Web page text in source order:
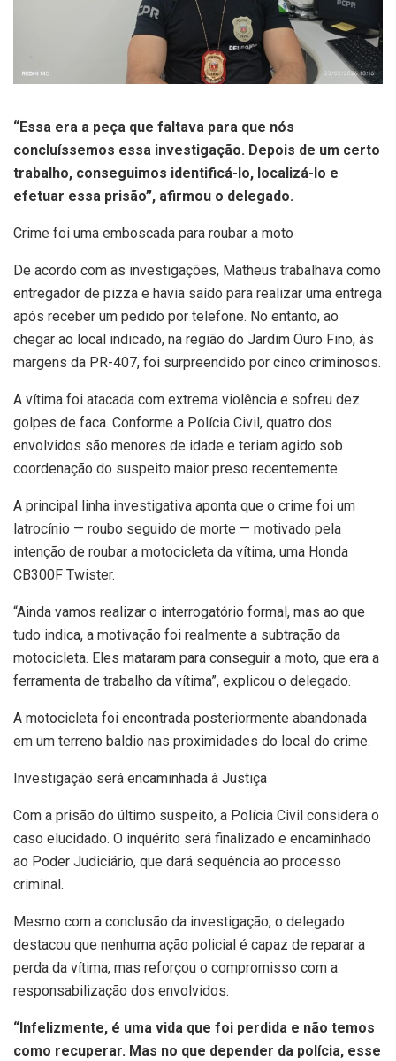
“Essa era a peça que faltava para que nós
concluíssemos essa investigação. Depois de um certo
trabalho, conseguimos identificá-lo, localizá-lo e
efetuar essa prisão”, afirmou o delegado.
Crime foi uma emboscada para roubar a moto
De acordo com as investigações, Matheus trabalhava como
entregador de pizza e havia saído para realizar uma entrega
após receber um pedido por telefone. No entanto, ao
chegar ao local indicado, na região do Jardim Ouro Fino, às
margens da PR-407, foi surpreendido por cinco criminosos.
A vítima foi atacada com extrema violência e sofreu dez
golpes de faca. Conforme a Polícia Civil, quatro dos
envolvidos são menores de idade e teriam agido sob
coordenação do suspeito maior preso recentemente.
A principal linha investigativa aponta que o crime foi um
latrocínio — roubo seguido de morte — motivado pela
intenção de roubar a motocicleta da vítima, uma Honda
CB300F Twister.
“Ainda vamos realizar o interrogatório formal, mas ao que
tudo indica, a motivação foi realmente a subtração da
motocicleta. Eles mataram para conseguir a moto, que era a
ferramenta de trabalho da vítima”, explicou o delegado.
A motocicleta foi encontrada posteriormente abandonada
em um terreno baldio nas proximidades do local do crime.
Investigação será encaminhada à Justiça
Com a prisão do último suspeito, a Polícia Civil considera o
caso elucidado. O inquérito será finalizado e encaminhado
ao Poder Judiciário, que dará sequência ao processo
criminal.
Mesmo com a conclusão da investigação, o delegado
destacou que nenhuma ação policial é capaz de reparar a
perda da vítima, mas reforçou o compromisso com a
responsabilização dos envolvidos.
“Infelizmente, é uma vida que foi perdida e não temos
como recuperar. Mas no que depender da polícia, esse